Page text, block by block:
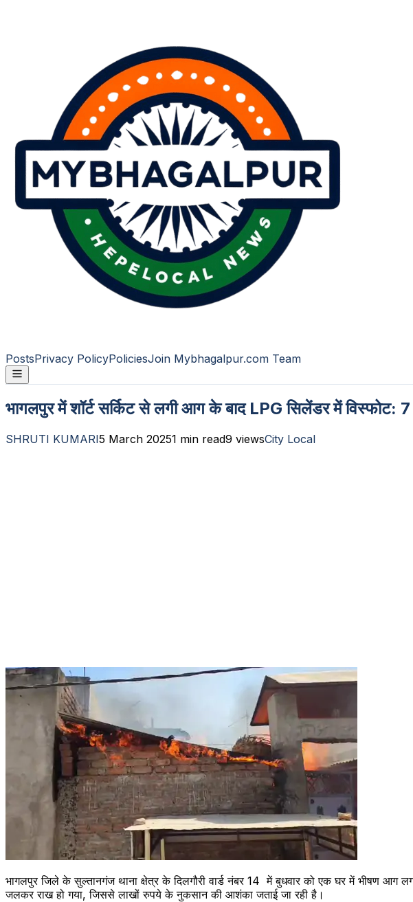
PostsPrivacy PolicyPoliciesJoin Mybhagalpur.com Team
भागलपुर में शॉर्ट सर्किट से लगी आग के बाद LPG सिलेंडर में विस्फोट:
SHRUTI KUMARI5 March 20251 min read9 viewsCity Local
भागलपुर जिले के सुल्तानगंज थाना क्षेत्र के दिलगौरी वार्ड नंबर 14 में बुधवार को एक घर में भीषण
जलकर राख हो गया, जिससे लाखों रुपये के नुकसान की आशंका जताई जा रही है।